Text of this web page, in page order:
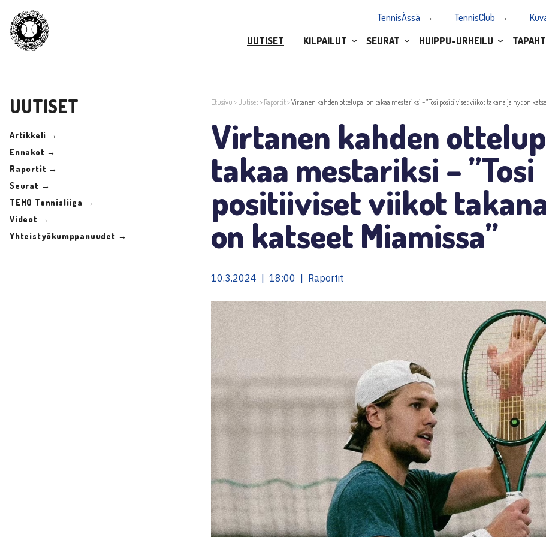
TennisÄssä TennisClub
UUTISET
KILPAILUT SEURAT HUIPPU-URHEILU
UUTISET
Artikkeli →
Ennakot →
Raportit →
Seurat →
TEHO Tennisliiga →
Videot →
Yhteistyökumppanuudet →
Etusivu > Uutiset> Raportit>Virtanen kahden ottelupallon takaa mestariksi – ”Tosi positiiviset viikot takana ja nyt on
Virtanen kahden
takaa mestariksi – ”Tosi
positiiviset viikot
on katseet Miamissa”
10.3.2024 | 18:00 | Raportit